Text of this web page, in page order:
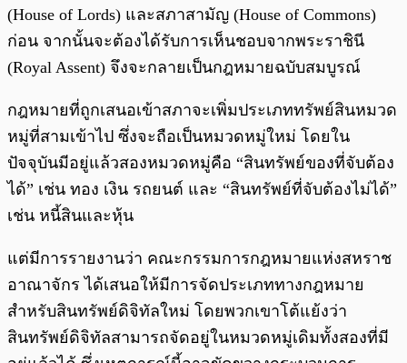
(House of Lords) และสภาสามัญ (House of Commons)
ก่อน จากนั้นจะต้องได้รับการเห็นชอบจากพระราชินี
(Royal Assent) จึงจะกลายเป็นกฎหมายฉบับสมบูรณ์
กฎหมายที่ถูกเสนอเข้าสภาจะเพิ่มประเภททรัพย์สินหมวด
หมู่ที่สามเข้าไป ซึ่งจะถือเป็นหมวดหมู่ใหม่ โดยใน
ปัจจุบันมีอยู่แล้วสองหมวดหมู่คือ “สินทรัพย์ของที่จับต้อง
ได้” เช่น ทอง เงิน รถยนต์ และ “สินทรัพย์ที่จับต้องไม่ได้”
เช่น หนี้สินและหุ้น
แต่มีการรายงานว่า คณะกรรมการกฎหมายแห่งสหราช
อาณาจักร ได้เสนอให้มีการจัดประเภททางกฎหมาย
สำหรับสินทรัพย์ดิจิทัลใหม่ โดยพวกเขาโต้แย้งว่า
สินทรัพย์ดิจิทัลสามารถจัดอยู่ในหมวดหมู่เดิมทั้งสองที่มี